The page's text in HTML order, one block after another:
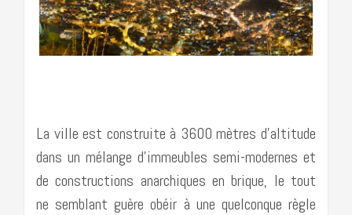
La ville est construite à 3600 mètres d’altitude
dans un mélange d’immeubles semi-modernes et
de constructions anarchiques en brique, le tout
ne semblant guère obéir à une quelconque règle